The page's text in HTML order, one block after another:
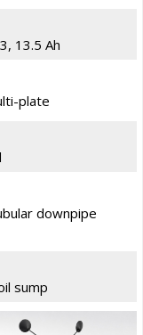
13.5 Ah
plate
downpipe
sump